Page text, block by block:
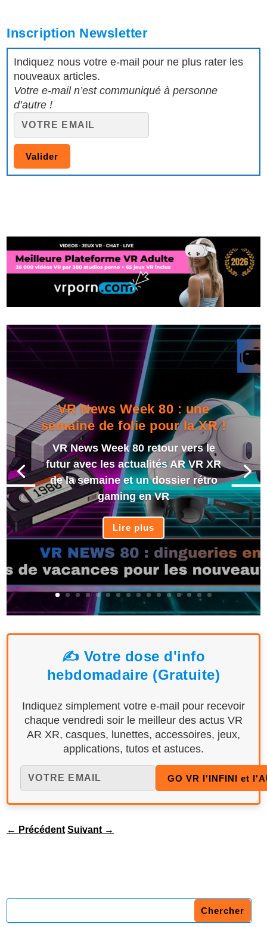
Inscription Newsletter
Indiquez nous votre e-mail pour ne plus rater les
nouveaux articles.
Votre e-mail n’est communiqué à personne
d’autre !
VR News Week 80 : une
semaine de folie pour la XR !
VR News Week 80 retour vers le
futur avec les actualités AR VR XR
de la semaine et un dossier rétro
gaming en VR
Lire plus
✍️ Votre dose d'info
hebdomadaire (Gratuite)
Indiquez simplement votre e-mail pour recevoir
chaque vendredi soir le meilleur des actus VR
AR XR, casques, lunettes, accessoires, jeux,
applications, tutos et astuces.
← Précédent Suivant →